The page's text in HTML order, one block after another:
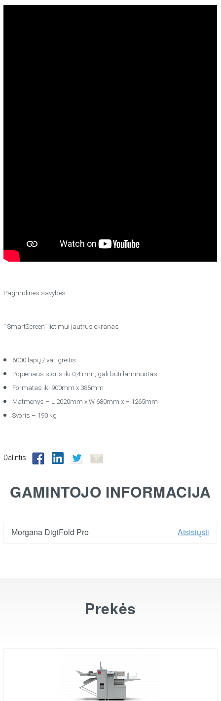
Pagrindinės savybės:
” SmartScreen” lietimui jautrus ekranas
6000 lapų / val. greitis
Popieriaus storis iki 0,4 mm, gali būti laminuotas
Formatas iki 900mm x 385mm
Matmenys – L 2020mm x W 680mm x H 1265mm
Svoris – 190 kg
Dalintis:
GAMINTOJO INFORMACIJA
Morgana DigiFold Pro Atsisiųsti
Prekės